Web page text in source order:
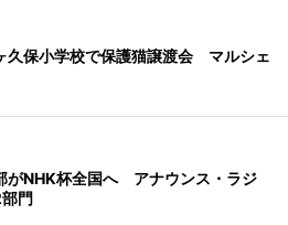
久保小学校で保護猫譲渡会 マルシェ
がNHK杯全国へ アナウンス・ラジ
門